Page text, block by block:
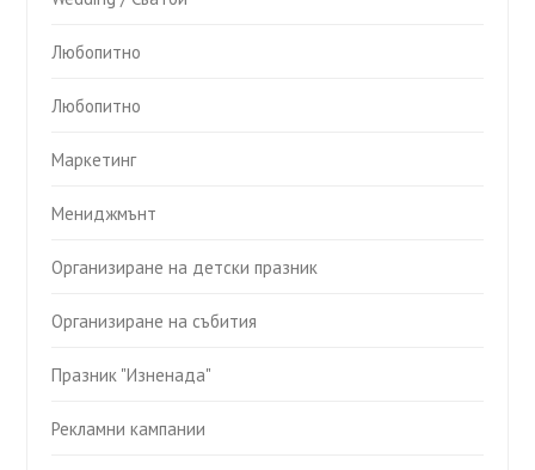
Любопитно
Любопитно
Маркетинг
Мениджмънт
Организиране на детски празник
Организиране на събития
Празник "Изненада"
Рекламни кампании